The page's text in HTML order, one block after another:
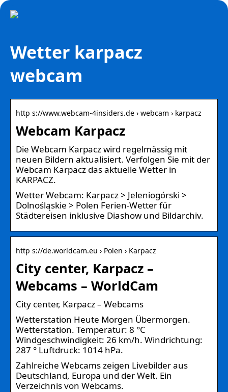
Wetter karpacz
webcam
http s://www.webcam-4insiders.de › webcam › karpacz
Webcam Karpacz
Die Webcam Karpacz wird regelmässig mit
neuen Bildern aktualisiert. Verfolgen Sie mit der
Webcam Karpacz das aktuelle Wetter in
KARPACZ.
Wetter Webcam: Karpacz > Jeleniogórski >
Dolnośląskie > Polen Ferien-Wetter für
Städtereisen inklusive Diashow und Bildarchiv.
http s://de.worldcam.eu › Polen › Karpacz
City center, Karpacz –
Webcams – WorldCam
City center, Karpacz – Webcams
Wetterstation Heute Morgen Übermorgen.
Wetterstation. Temperatur: 8 °C
Windgeschwindigkeit: 26 km/h. Windrichtung:
287 ° Luftdruck: 1014 hPa.
Zahlreiche Webcams zeigen Livebilder aus
Deutschland, Europa und der Welt. Ein
Verzeichnis von Webcams.